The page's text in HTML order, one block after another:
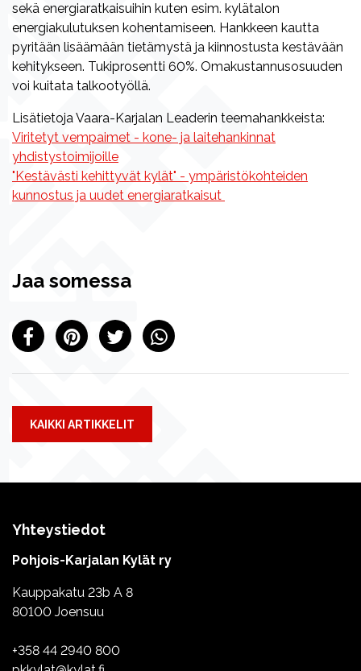
sekä energiaratkaisuihin kuten esim. kylätalon
energiakulutuksen kohentamiseen. Hankkeen kautta
pyritään lisäämään tietämystä ja kiinnostusta kestävään
kehitykseen. Tukiprosentti 60%. Omakustannusosuuden
voi kuitata talkootyöllä.
Lisätietoja Vaara-Karjalan Leaderin teemahankkeista:
Viritetyt vempaimet - kone- ja laitehankinnat
yhdistystoimijoille
"Kestävästi kehittyvät kylät" - ympäristökohteiden
kunnostus ja uudet energiaratkaisut
Jaa somessa
KAIKKI ARTIKKELIT
Yhteystiedot
Pohjois-Karjalan Kylät ry
Kauppakatu 23b A 8
80100 Joensuu
+358 44 2940 800